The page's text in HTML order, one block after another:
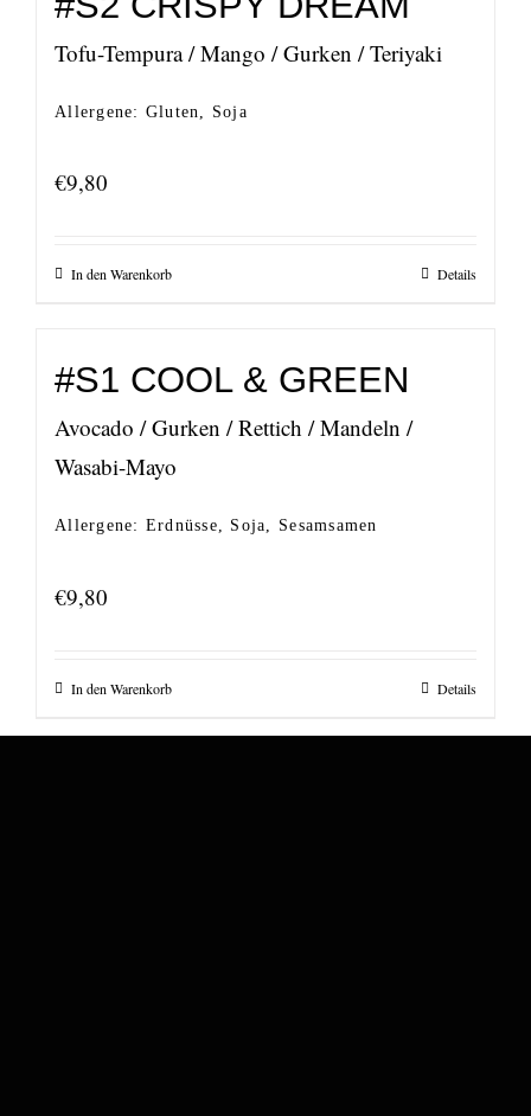
Tofu-Tempura / Mango / Gurken / Teriyaki
Allergene: Gluten, Soja
€9,80
In den Warenkorb Details
#S1 COOL & GREEN
Avocado / Gurken / Rettich / Mandeln /
Wasabi-Mayo
Allergene: Erdnüsse, Soja, Sesamsamen
€9,80
In den Warenkorb Details